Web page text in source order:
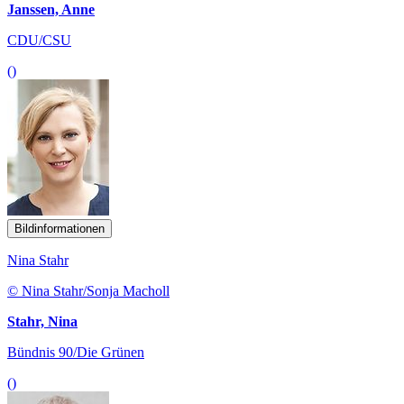
Janssen, Anne
CDU/CSU
()
Bildinformationen
Nina Stahr
© Nina Stahr/Sonja Macholl
Stahr, Nina
Bündnis 90/Die Grünen
()